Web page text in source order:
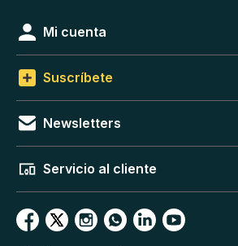
Mi cuenta
Suscríbete
Newsletters
Servicio al cliente